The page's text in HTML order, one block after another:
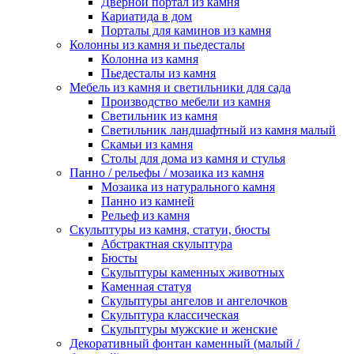
Кариатида в дом
Порталы для каминов из камня
Колонны из камня и пьедесталы
Колонна из камня
Пьедесталы из камня
Мебель из камня и светильники для сада
Производство мебели из камня
Светильник из камня
Светильник ландшафтный из камня малый
Скамьи из камня
Столы для дома из камня и стулья
Панно / рельефы / мозаика из камня
Мозаика из натурального камня
Панно из камней
Рельеф из камня
Скульптуры из камня, статуи, бюсты
Абстрактная скульптура
Бюсты
Скульптуры каменных животных
Каменная статуя
Скульптуры ангелов и ангелочков
Скульптура классическая
Скульптуры мужские и женские
Декоративный фонтан каменный (малый /